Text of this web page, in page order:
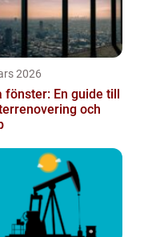
2026
fönster: En guide till
och